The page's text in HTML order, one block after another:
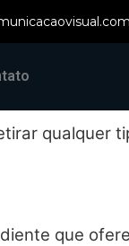
qualquer
que